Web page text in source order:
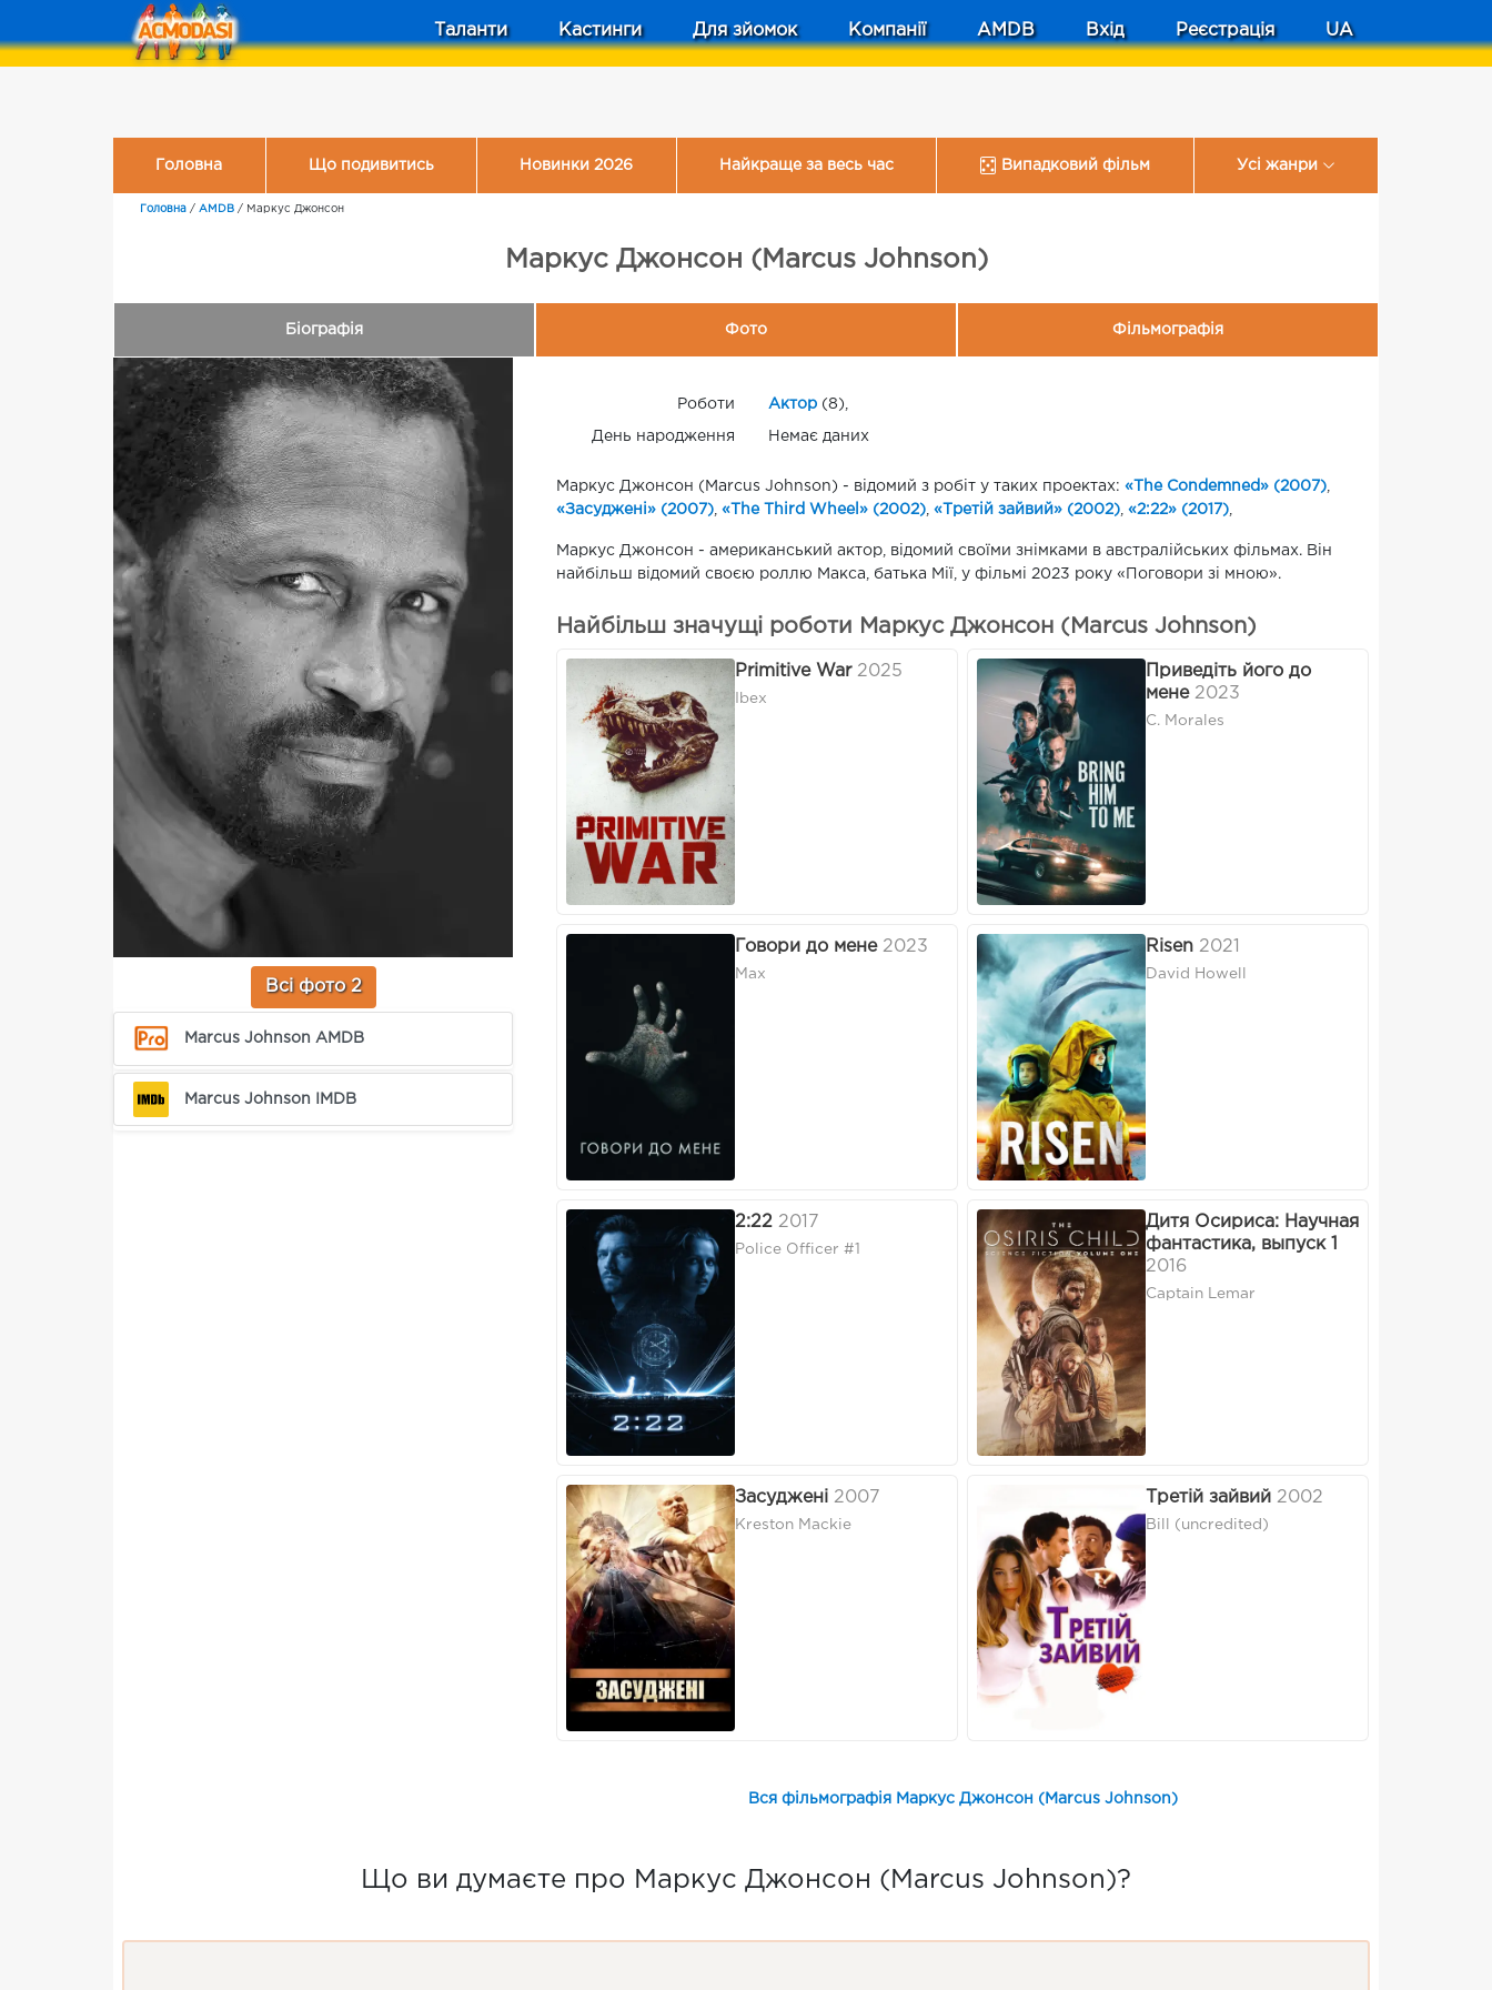
Таланти Кастинги Для зйомок Компанії AMDB Вхід Реєстрація UA
Головна Що подивитись Новинки 2026 Найкраще за весь час Випадковий фільм Усі жанри
Головна / AMDB / Маркус Джонсон
Маркус Джонсон (Marcus Johnson)
Біографія Фото Фільмографія
Всі фото 2
Marcus Johnson AMDB
Marcus Johnson IMDB
Роботи Актор(8),
День народження Немає даних
Маркус Джонсон (Marcus Johnson) - відомий з робіт у таких проектах: «The Condemned» (2007)
«Засуджені» (2007) «The Third Wheel» (2002) «Третій зайвий» (2002) «2:22» (2017)
Маркус Джонсон - американський актор, відомий своїми знімками в австралійських фільмах. Він
найбільш відомий своєю роллю Макса, батька Мії, у фільмі 2023 року «Поговори зі мною».
Найбільш значущі роботи Маркус Джонсон (Marcus Johnson)
Primitive War 2025
Ibex
Приведіть його до
мене 2023
C. Morales
Говори до мене 2023
Max
Risen 2021
David Howell
2:22 2017
Police Officer #1
Дитя Осириса: Научная
фантастика, выпуск 1
2016
Captain Lemar
Засуджені 2007
Kreston Mackie
Третій зайвий 2002
Bill (uncredited)
Вся фільмографія Маркус Джонсон (Marcus Johnson)
Що ви думаєте про Маркус Джонсон (Marcus Johnson)?